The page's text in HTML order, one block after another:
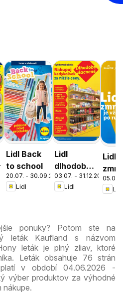
Lidl Back
to school
20.07. - 30.09.2026
Lidl
Lidl
dlhodobo
zlacnené
03.07. - 31.12.2026
Lidl
Lidl
05.05.
Lidl
ponuky? Potom ste na
leták Kaufland s názvom
leták je plný zliav, ktoré
Leták obsahuje 76 strán
v období 04.06.2026 -
výber produktov za výhodné
nákupe.